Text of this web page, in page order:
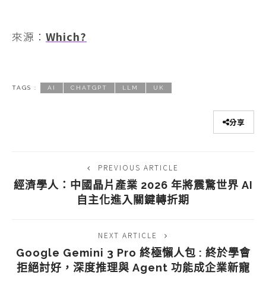
來源： Which?
TAGS : AI CHATGPT LLM UK
分享
PREVIOUS ARTICLE
經濟學人：中國晶片產業 2026 年將震驚世界 AI
自主化進入關鍵轉折期
NEXT ARTICLE
Google Gemini 3 Pro 終極懶人包 : 終於學會
拒絕討好，深度推理與 Agent 功能成企業新寵